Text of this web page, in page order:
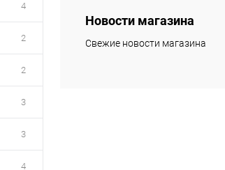
4
2
2
3
3
4
Купить в 1 клик
Новости магазина
Свежие новости магазина